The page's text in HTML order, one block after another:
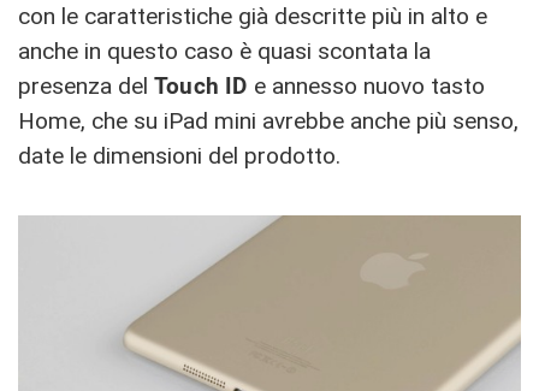
con le caratteristiche già descritte più in alto e
anche in questo caso è quasi scontata la
presenza del Touch ID e annesso nuovo tasto
Home, che su iPad mini avrebbe anche più senso,
date le dimensioni del prodotto.